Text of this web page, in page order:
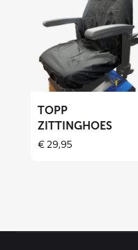
over
zittinghoes
TOPP
ZITTINGHOES
€29,95